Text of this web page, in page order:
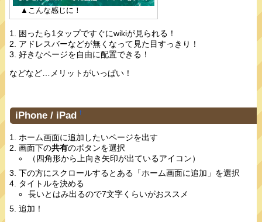
▲こんな感じに！
困ったら1タップですぐにwikiが見られる！
アドレスバーなどが無くなって見た目すっきり！
好きなページを自由に配置できる！
などなど…メリットがいっぱい！
iPhone / iPad †
ホーム画面に追加したいページを出す
画面下の共有のボタンを選択
（四角形から上向き矢印が出ているアイコン）
下の方にスクロールするとある「ホーム画面に追加」を選択
タイトルを決める
長いとはみ出るので7文字くらいがおススメ
追加！